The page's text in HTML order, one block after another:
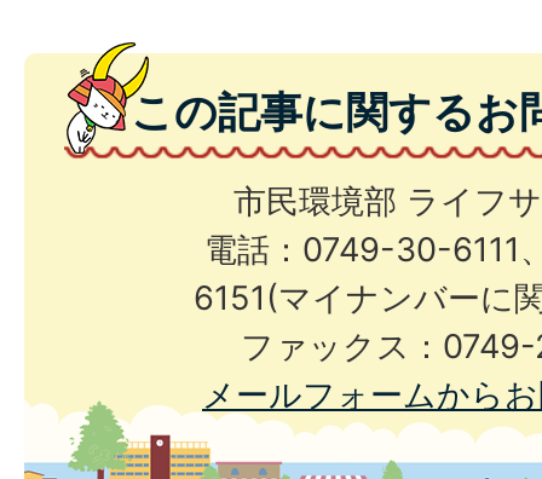
この記事に関するお
市民環境部 ライフ
電話：0749-30-6111
6151(マイナンバーに
ファックス：
メールフォームから